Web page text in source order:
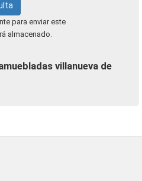
para enviar este
almacenado.
villanueva de